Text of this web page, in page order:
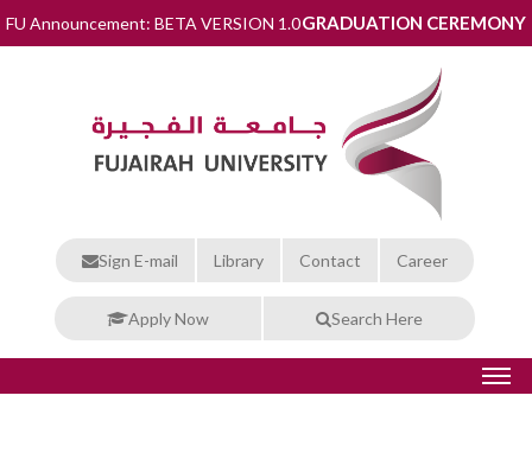
FU Announcement: BETA VERSION 1.0GRADUATION CEREMONY
Sign E-mail Library Contact Career
Apply Now Search Here